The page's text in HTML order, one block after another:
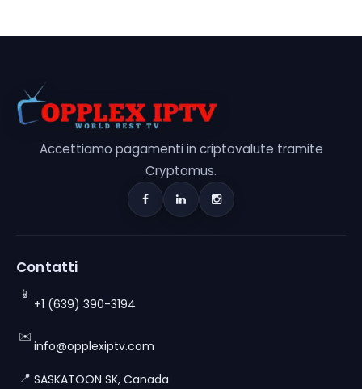
Accettiamo pagamenti in criptovalute tramite
Cryptomus.
Contatti
📱
+1 (639) 390-3194
✉️
info@opplexiptv.com
📍 SASKATOON SK, Canada